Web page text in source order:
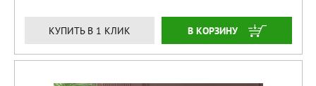
КУПИТЬ В 1 КЛИК ЗАКАЗАТЬ